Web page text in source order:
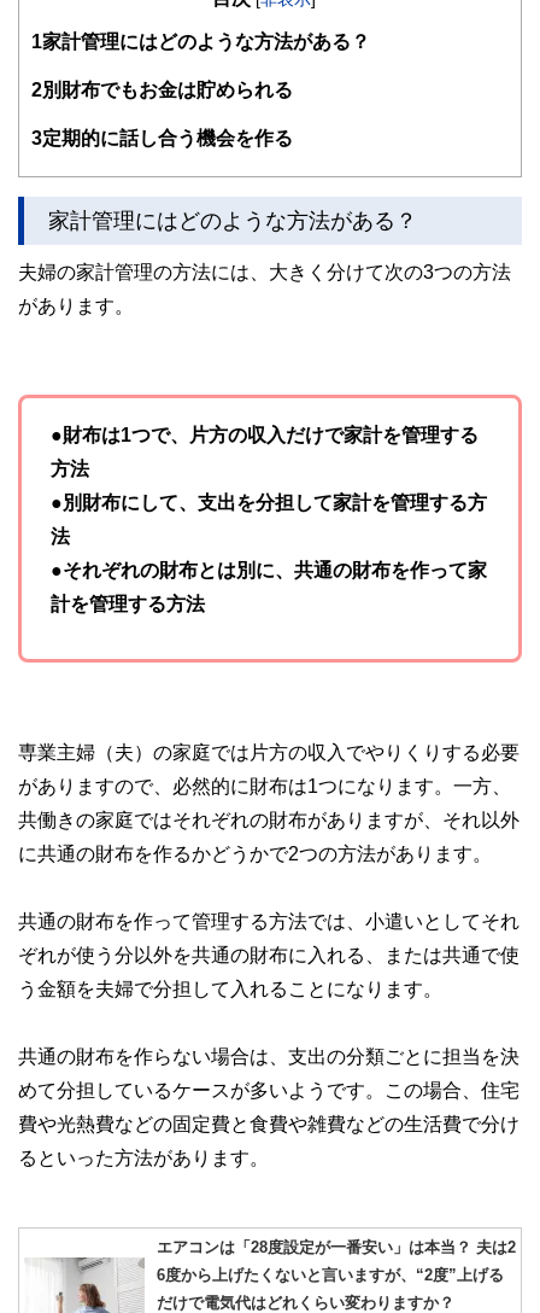
ざしたFPとして活動中。日本FP協会2017年「くらしとお金
のFP相談室」相談員、2018年「FP広報センター」スタッ
https://mitaka-fp.jp
1家計管理にはどのような方法がある？
2別財布でもお金は貯められる
3定期的に話し合う機会を作る
家計管理にはどのような方法がある？
夫婦の家計管理の方法には、大きく分けて次の3つの方法
があります。
●財布は1つで、片方の収入だけで家計を管理する
方法
●別財布にして、支出を分担して家計を管理する方
法
●それぞれの財布とは別に、共通の財布を作って家
計を管理する方法
専業主婦（夫）の家庭では片方の収入でやりくりする必要
がありますので、必然的に財布は1つになります。一方、
共働きの家庭ではそれぞれの財布がありますが、それ以外
に共通の財布を作るかどうかで2つの方法があります。
共通の財布を作って管理する方法では、小遣いとしてそれ
ぞれが使う分以外を共通の財布に入れる、または共通で使
う金額を夫婦で分担して入れることになります。
共通の財布を作らない場合は、支出の分類ごとに担当を決
めて分担しているケースが多いようです。この場合、住宅
費や光熱費などの固定費と食費や雑費などの生活費で分け
るといった方法があります。
エアコンは「28度設定が一番安い」は本当？ 夫は2
6度から上げたくないと言いますが、“2度”上げる
だけで電気代はどれくらい変わりますか？